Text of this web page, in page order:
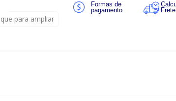
para ampliar
Formas de
pagamento